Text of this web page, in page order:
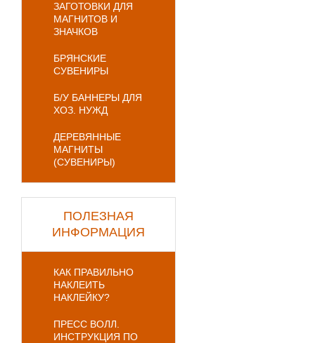
ЗАГОТОВКИ ДЛЯ
МАГНИТОВ И
ЗНАЧКОВ
БРЯНСКИЕ
СУВЕНИРЫ
Б/У БАННЕРЫ ДЛЯ
ХОЗ. НУЖД
ДЕРЕВЯННЫЕ
МАГНИТЫ
(СУВЕНИРЫ)
ПОЛЕЗНАЯ
ИНФОРМАЦИЯ
КАК ПРАВИЛЬНО
НАКЛЕИТЬ
НАКЛЕЙКУ?
ПРЕСС ВОЛЛ.
ИНСТРУКЦИЯ ПО